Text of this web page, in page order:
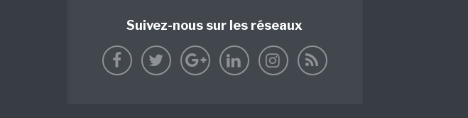
Suivez-nous sur les réseaux